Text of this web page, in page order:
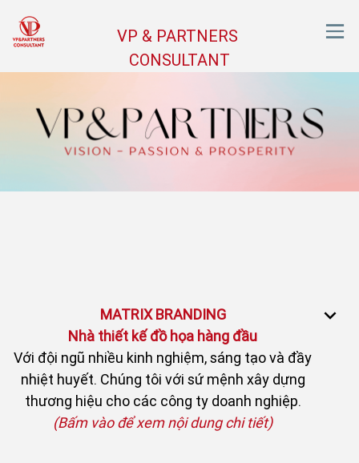
VP & PARTNERS
CONSULTANT
MATRIX BRANDING
Nhà thiết kế đồ họa hàng đầu
Với đội ngũ nhiều kinh nghiệm, sáng tạo và đầy
nhiệt huyết. Chúng tôi với sứ mệnh xây dựng
thương hiệu cho các công ty doanh nghiệp.
(Bấm vào để xem nội dung chi tiết)